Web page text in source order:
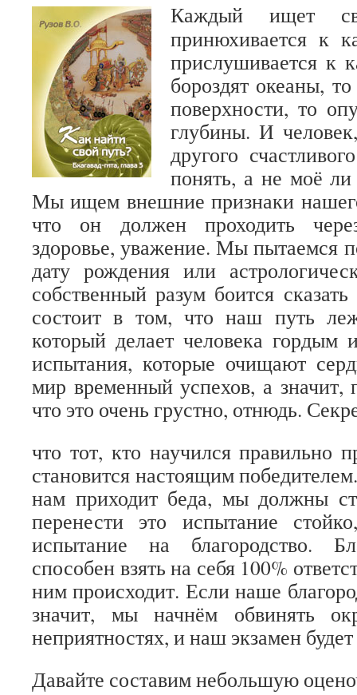
Каждый ищет
принюхивается к
прислушивается к
бороздят океаны,
поверхности, то
глубины. И
другого
понять, а не моё ли
Мы ищем внешние признаки
что он должен проходить
здоровье, уважение. Мы пытаемся
дату рождения или
собственный разум боится
состоит в том, что наш путь
который делает человека
испытания, которые очищают
мир временный успехов, а значит,
что это очень грустно, отнюдь.
что тот, кто научился правильно
становится настоящим
нам приходит беда, мы должны
перенести это испытание
испытание на благородство.
способен взять на себя 100%
ним происходит. Если наше
значит, мы начнём обвинять
неприятностях, и наш экзамен
Давайте составим небольшую